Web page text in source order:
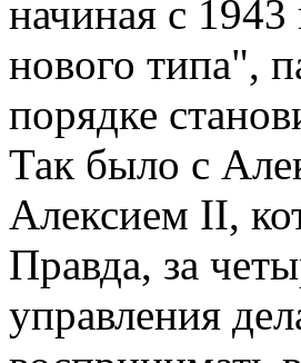
начиная с 1943
нового типа",
порядке
Так было с
Алексием II,
Правда, за
управления